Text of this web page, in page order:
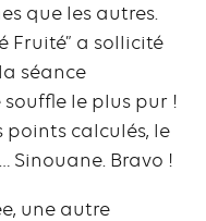
que les autres.
Fruité” a sollicité
séance
le plus pur !
points calculés, le
Sinouane. Bravo !
une autre